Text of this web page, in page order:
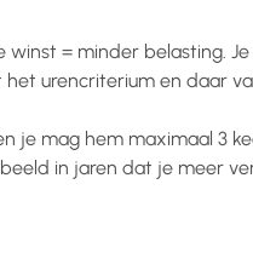
= minder belasting.
urencriterium en daar
je mag hem maximaal 3
in jaren dat je meer